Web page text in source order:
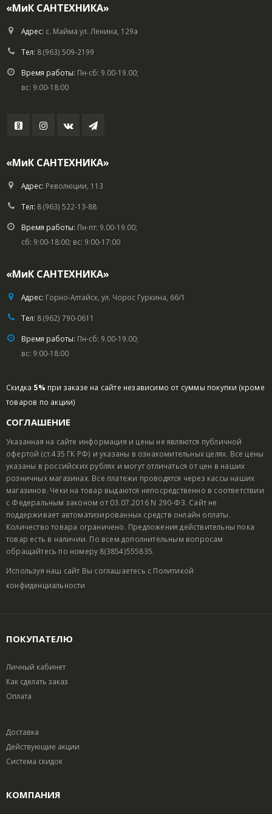
«МиК САНТЕХНИКА»
Адрес: с. Майма ул. Ленина, 129а
Тел: 8 (963) 509-2199
Время работы: Пн-сб: 9.00-19.00;
вс: 9:00-18:00
«МиК САНТЕХНИКА»
Адрес: Революции, 113
Тел: 8 (963) 522-13-88
Время работы: Пн-пт: 9.00-19.00;
сб: 9:00-18:00; вс: 9:00-17:00
«МиК САНТЕХНИКА»
Адрес: Горно-Алтайск, ул. Чорос Гуркина, 66/1
Тел: 8 (962) 790-0611
Время работы: Пн-сб: 9.00-19.00;
вс: 9:00-18:00
Скидка 5% при заказе на сайте независимо от суммы покупки (кроме
товаров по акции)
СОГЛАШЕНИЕ
Указанная на сайте информация и цены не являются публичной
офертой (ст.435 ГК РФ) и указаны в ознакомительных целях. Все цены
указаны в российских рублях и могут отличаться от цен в наших
розничных магазинах. Все платежи проводятся через кассы наших
магазинов. Чеки на товар выдаются непосредственно в соответствии
с Федеральным законом от 03.07.2016 N 290-ФЗ. Сайт не
поддерживает автоматизированных средств онлайн оплаты.
Количество товара ограничено. Предложения действительны пока
товар есть в наличии. По всем дополнительным вопросам
обращайтесь по номеру 8(3854)555835.
Используя наш сайт Вы соглашаетесь с Политикой
конфиденциальности
ПОКУПАТЕЛЮ
Личный кабинет
Как сделать заказ
Оплата
Доставка
Действующие акции
Система скидок
КОМПАНИЯ